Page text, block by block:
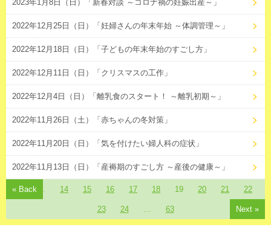
2023年1月8日（日）「新春対談 ～コロナ禍の妊娠出産～」
2022年12月25日（日）「妊婦さんの年末年始 ～体調管理～」
2022年12月18日（日）「子どもの年末年始のすごし方」
2022年12月11日（日）「クリスマスの工作」
2022年12月4日（日）「離乳食のスタート！ ～離乳初期～」
2022年11月26日（土）「赤ちゃんの冬対策」
2022年11月20日（日）「気を付けたい婦人科の症状」
2022年11月13日（日）「産褥期のすごし方 ～産後の健康～」
« Back
1 14 15 16 17 18 19 20 21 22
23 24 63 Next »